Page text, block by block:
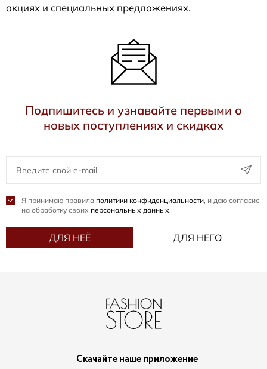
акциях и специальных предложениях.
Подпишитесь и узнавайте первыми о
новых поступлениях и скидках
Я принимаю правила политики конфиденциальности, и даю согласие
на обработку своих персональных данных.
ДЛЯ НЕЁ ДЛЯ НЕГО
Скачайте наше приложение